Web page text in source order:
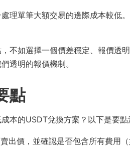
理單筆大額交易的邊際成本較低
不如選擇一個價差穩定、報價透
透明的報價機制。
點
本的USDT兌換方案？以下是要點
出價，並確認是否包含所有費用